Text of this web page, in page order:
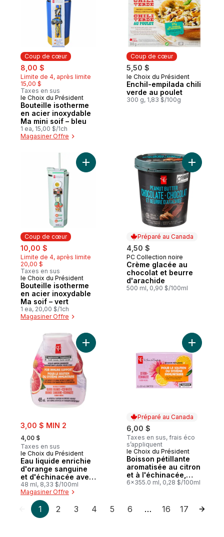
Coup de cœur
sale:
8,00 $
Limite de 4, après limite
15,00 $
Taxes en sus
Coup de cœur
le Choix du Président
Bouteille isotherme
en acier inoxydable
Ma mini soif – bleu
1 ea, 15,00 $/1ch
Magasiner Offre
Coup de cœur
5,50 $
Coup de cœur
le Choix du Président
Enchil-empilada chili
verde au poulet
300 g, 1,83 $/100g
Coup de cœur
sale:
10,00 $
Limite de 4, après limite
20,00 $
Taxes en sus
Coup de cœur
le Choix du Président
Bouteille isotherme
en acier inoxydable
Ma soif – vert
1 ea, 20,00 $/1ch
Magasiner Offre
Ajouter Bouteille isotherme en acier
Préparé au Canada
4,50 $
Préparé au Canada
PC Collection noire
Crème glacée au
chocolat et beurre
d'arachide
500 ml, 0,90 $/100ml
Ajouter
sale:
3,00 $ MIN 2
, formerly:
4,00 $
Taxes en sus
le Choix du Président
Eau liquide enrichie
d'orange sanguine
et d'échinacée avec
zinc pour le soutien
du système
immunitaire
48 ml, 8,33 $/100ml
Magasiner Offre
Ajouter Eau liquide enrichie d'orange
Préparé au Canada
6,00 $
Taxes en sus, frais éco
s’appliquent
Préparé au Canada
le Choix du Président
Boisson pétillante
aromatisée au citron
et à l'échinacée,
avec du zinc pour le
6x355.0 ml, 0,28 $/100ml
1 2 3 4 5 6 … 16 17